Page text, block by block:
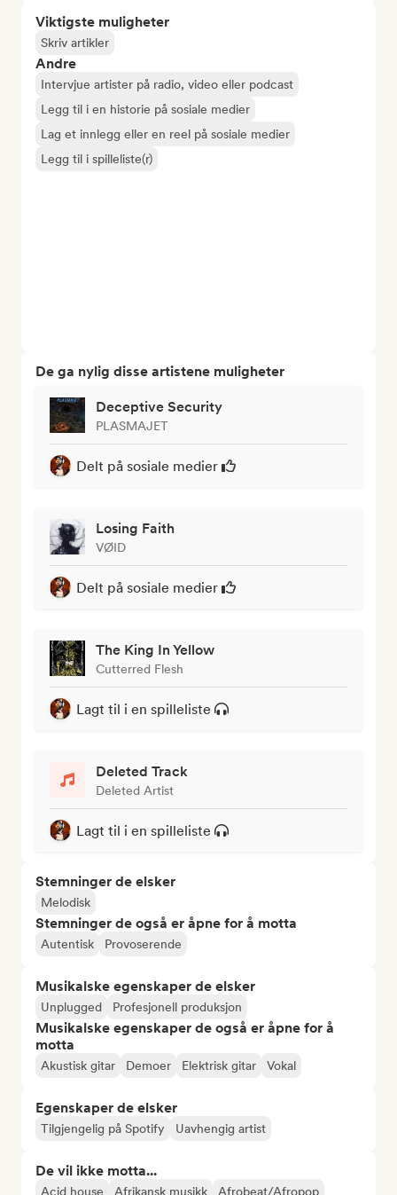
Viktigste muligheter
Skriv artikler
Andre
Intervjue artister på radio, video eller podcast
Legg til i en historie på sosiale medier
Lag et innlegg eller en reel på sosiale medier
Legg til i spilleliste(r)
De ga nylig disse artistene muligheter
Deceptive Security
PLASMAJET
Delt på sosiale medier
Losing Faith
VØID
Delt på sosiale medier
The King In Yellow
Cutterred Flesh
Lagt til i en spilleliste
Deleted Track
Deleted Artist
Lagt til i en spilleliste
Stemninger de elsker
Melodisk
Stemninger de også er åpne for å motta
Autentisk Provoserende
Musikalske egenskaper de elsker
Unplugged Profesjonell produksjon
Musikalske egenskaper de også er åpne for å
motta
Akustisk gitar Demoer Elektrisk gitar Vokal
Egenskaper de elsker
Tilgjengelig på Spotify Uavhengig artist
De vil ikke motta...
Acid house Afrikansk musikk Afrobeat/Afropop